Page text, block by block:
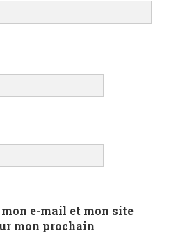
e-mail et mon site
mon prochain